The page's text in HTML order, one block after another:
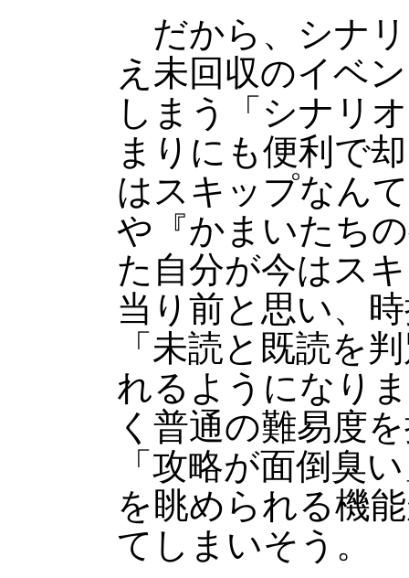
だから、シナ
え未回収のイベ
しまう「シナリ
まりにも便利で
はスキップなん
や『かまいたち
た自分が今はス
当り前と思い、
「未読と既読を
れるようになり
く普通の難易度
「攻略が面倒臭
を眺められる機
てしまいそう。